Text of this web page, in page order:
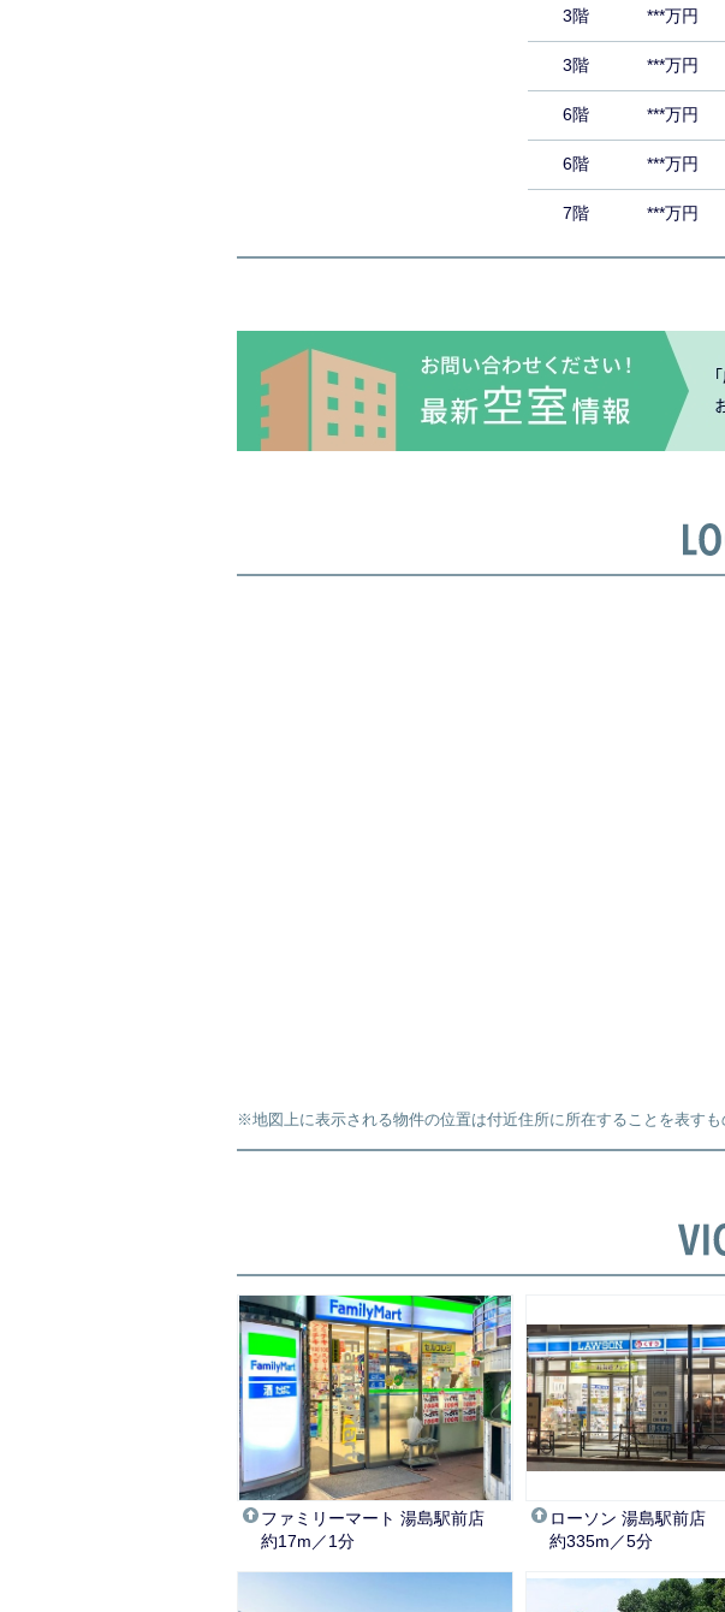
3階 ***万円
3階 ***万円
6階 ***万円
6階 ***万円
7階 ***万円
※地図上に表示される物件の位置は付近住所に所在することを表す
ファミリーマート 湯島駅前店
約17m／1分
ローソン 湯島駅前店
約335m／5分